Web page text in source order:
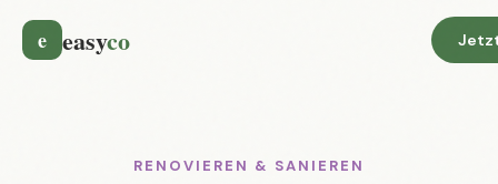
e easyco
RENOVIEREN & SANIEREN